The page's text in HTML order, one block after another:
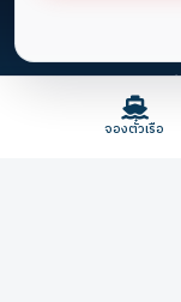
จองตั๋วเรือ